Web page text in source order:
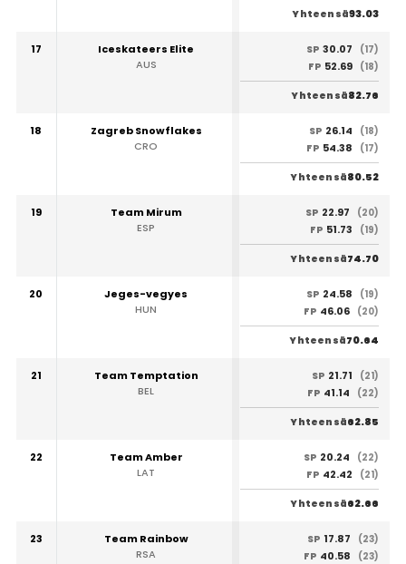
Yhteensä93.03
17
Iceskateers Elite
AUS
SP 30.07
(17)
FP 52.69 (18)
Yhteensä82.76
18
Zagreb Snowflakes
CRO
SP 26.14
(18)
FP 54.38 (17)
Yhteensä80.52
19
Team Mirum
ESP
SP 22.97
(20)
FP 51.73 (19)
Yhteensä74.70
20
Jeges-vegyes
HUN
SP 24.58
(19)
FP 46.06 (20)
Yhteensä70.64
21
Team Temptation
BEL
SP 21.71
(21)
FP 41.14 (22)
Yhteensä62.85
22
Team Amber
LAT
SP 20.24
(22)
FP 42.42 (21)
Yhteensä62.66
23
Team Rainbow
RSA
SP 17.87
(23)
FP 40.58 (23)